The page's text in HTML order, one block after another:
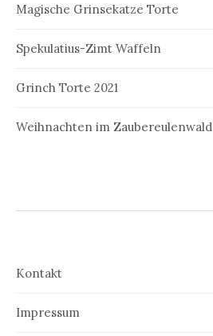
Magische Grinsekatze Torte
Spekulatius-Zimt Waffeln
Grinch Torte 2021
Weihnachten im Zaubereulenwald
Kontakt
Impressum